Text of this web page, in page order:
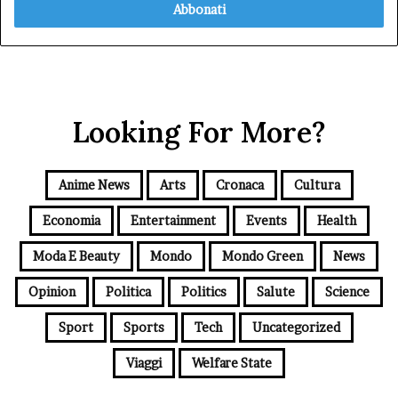
mail
Looking For More?
Anime News Arts Cronaca Cultura
Economia Entertainment Events Health
Moda E Beauty Mondo Mondo Green News
Opinion Politica Politics Salute Science
Sport Sports Tech Uncategorized
Viaggi Welfare State